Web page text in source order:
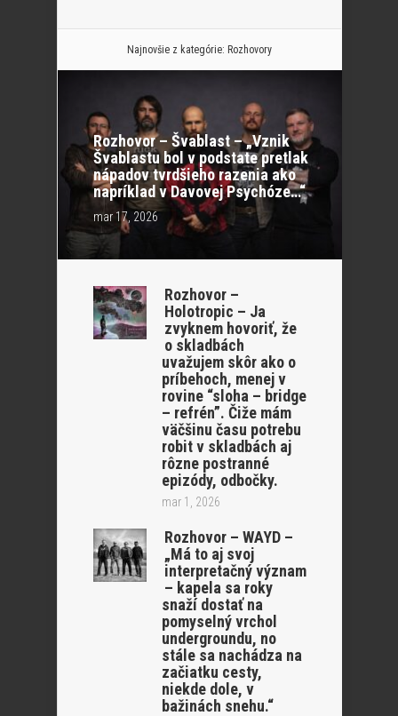
Najnovšie z kategórie: Rozhovory
Rozhovor – Švablast – „Vznik
Švablastu bol v podstate pretlak
nápadov tvrdšieho razenia ako
napríklad v Davovej Psychóze…“
mar 17, 2026
Rozhovor –
Holotropic – Ja
zvyknem hovoriť, že
o skladbách
uvažujem skôr ako o
príbehoch, menej v
rovine “sloha – bridge
– refrén”. Čiže mám
väčšinu času potrebu
robit v skladbách aj
rôzne postranné
epizódy, odbočky.
mar 1, 2026
Rozhovor – WAYD –
„Má to aj svoj
interpretačný význam
– kapela sa roky
snaží dostať na
pomyselný vrchol
undergroundu, no
stále sa nachádza na
začiatku cesty,
niekde dole, v
bažinách snehu.“